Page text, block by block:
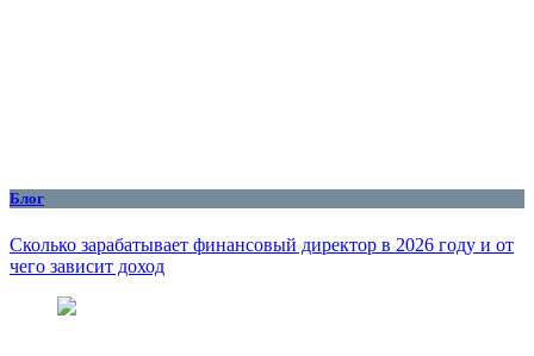
Блог
Сколько зарабатывает финансовый директор в 2026 году и от
чего зависит доход